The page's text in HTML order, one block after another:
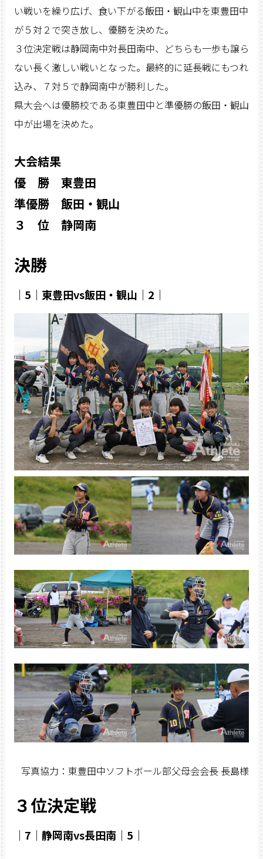
い戦いを繰り広げ、食い下がる飯田・観山中を東豊田中
が５対２で突き放し、優勝を決めた。
３位決定戦は静岡南中対長田南中、どちらも一歩も譲ら
ない長く激しい戦いとなった。最終的に延長戦にもつれ
込み、７対５で静岡南中が勝利した。
県大会へは優勝校である東豊田中と準優勝の飯田・観山
中が出場を決めた。
大会結果
優 勝 東豊田
準優勝 飯田・観山
３ 位 静岡南
決勝
｜5｜東豊田vs飯田・観山｜2｜
写真協力：東豊田中ソフトボール部父母会会長 長島様
３位決定戦
｜7｜静岡南vs長田南｜5｜